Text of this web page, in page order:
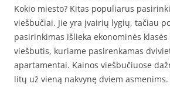
Kokio miesto? Kitas populiarus
viešbučiai. Jie yra įvairių lygių, tačiau
pasirinkimas išlieka ekonominės
viešbutis, kuriame pasirenkamas
apartamentai. Kainos viešbučiuose
litų už vieną nakvynę dviem